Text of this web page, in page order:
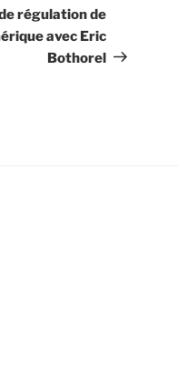
suivant
régulation de
avec Eric
Bothorel